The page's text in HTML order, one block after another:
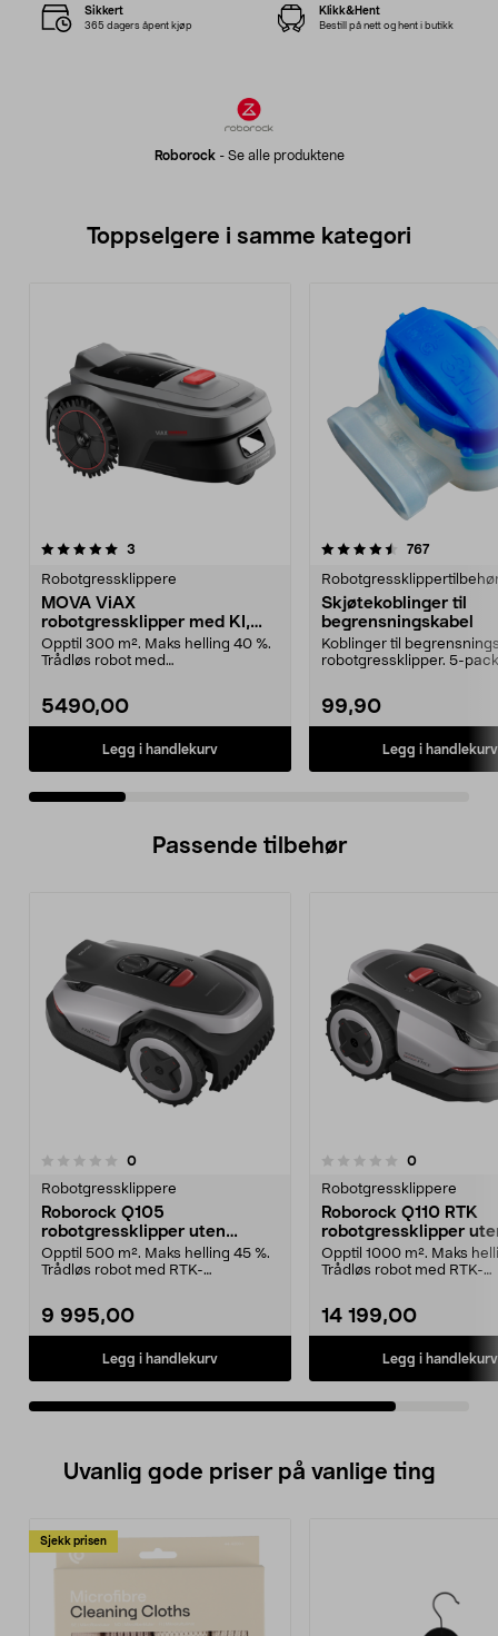
Roborock- Se alle produktene
Sikkert
365 dagers åpent kjøp
Klikk&Hent
Bestill på nett og hent i butikk
Toppselgere i samme kategori
3
Robotgressklippere
MOVA ViAX
robotgressklipper med KI,
uten ledning, 300 m2
Opptil 300 m². Maks helling 40 %.
Trådløs robot med
5490,00
Legg i handlekurv
4.5 av 5 stjerner 767
Skjøtekoblinger til
begrensningskabel
Koblinger til
robotgressklipper. 5-
99,90
Legg i handlekurv
4.5 av 5 stjerner
Passende tilbehør
0anmeldelser
Robotgressklippere
Roborock Q105
robotgressklipper uten
kantledning, 500 m2
Opptil 500 m². Maks helling 45 %.
Trådløs robot med RTK-
9 995,00
Legg i handlekurv
0.0av 5 stjerner 0anmeldelser
Robotgressklippere
Roborock Q110 RTK
robotgressklipper
ledning, 1000 m2
Opptil 1000 m². Maks
Trådløs robot med RTK-
14 199,00
Legg i handlekurv
Uvanlig gode priser på vanlige ting
Sjekk prisen